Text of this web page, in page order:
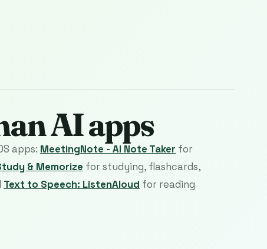
AI apps
apps: MeetingNote - AI Note Taker for
& Memorize for studying, flashcards,
Text to Speech: ListenAloud for reading